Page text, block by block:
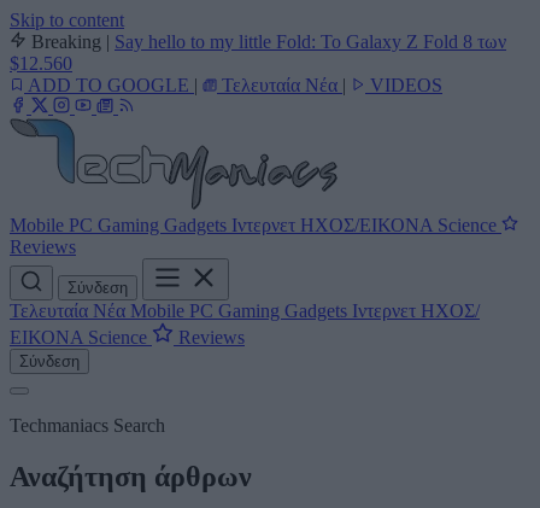
Skip to content
Breaking | Say hello to my little Fold: Το Galaxy Z Fold 8 των
$12.560
ADD TO GOOGLE | Τελευταία Νέα | VIDEOS
Mobile PC Gaming Gadgets Ιντερνετ ΗΧΟΣ/ΕΙΚΟΝΑ Science
Reviews
Σύνδεση
Τελευταία Νέα Mobile PC Gaming Gadgets Ιντερνετ ΗΧΟΣ/
ΕΙΚΟΝΑ Science Reviews
Σύνδεση
Techmaniacs Search
Αναζήτηση άρθρων